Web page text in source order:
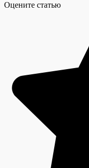
Оцените статью